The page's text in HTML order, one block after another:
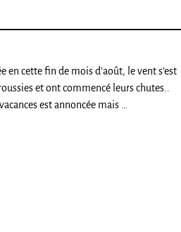
en cette fin de mois d’août, le vent s’est
et ont commencé leurs chutes..
est annoncée mais …